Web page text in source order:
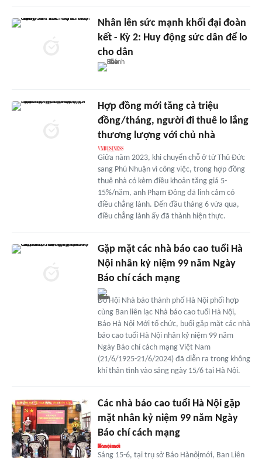
Nhân lên sức mạnh khối đại đoàn
kết - Kỳ 2: Huy động sức dân để lo
cho dân
Hợp đồng mới tăng cả triệu
đồng/tháng, người đi thuê lo lắng
thương lượng với chủ nhà
Giữa năm 2023, khi chuyển chỗ ở từ Thủ Đức
sang Phú Nhuận vì công việc, trong hợp đồng
thuê nhà có kèm điều khoản tăng giá 5-
15%/năm, anh Phạm Đông đã linh cảm có
điều chẳng lành. Đến đầu tháng 6 vừa qua,
điều chẳng lành ấy đã thành hiện thực.
Gặp mặt các nhà báo cao tuổi Hà
Nội nhân kỷ niệm 99 năm Ngày
Báo chí cách mạng
Do Hội Nhà báo thành phố Hà Nội phối hợp
cùng Ban liên lạc Nhà báo cao tuổi Hà Nội,
Báo Hà Nội Mới tổ chức, buổi gặp mặt các nhà
báo cao tuổi Hà Nội nhân kỷ niệm 99 năm
Ngày Báo chí cách mạng Việt Nam
(21/6/1925-21/6/2024) đã diễn ra trong không
khí thân tình vào sáng ngày 15/6 tại Hà Nội.
Các nhà báo cao tuổi Hà Nội gặp
mặt nhân kỷ niệm 99 năm Ngày
Báo chí cách mạng
Sáng 15-6, tại trụ sở Báo Hànôịmới, Ban Liên